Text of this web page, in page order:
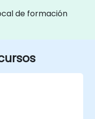
de formación